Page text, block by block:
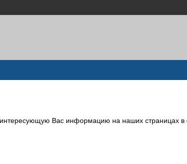
Вас информацию на наших страницах в